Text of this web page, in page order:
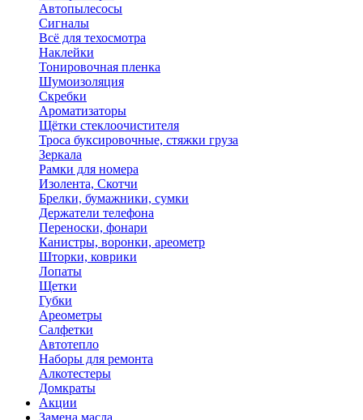
Автопылесосы
Сигналы
Всё для техосмотра
Наклейки
Тонировочная пленка
Шумоизоляция
Скребки
Ароматизаторы
Щётки стеклоочистителя
Троса буксировочные, стяжки груза
Зеркала
Рамки для номера
Изолента, Скотчи
Брелки, бумажники, сумки
Держатели телефона
Переноски, фонари
Канистры, воронки, ареометр
Шторки, коврики
Лопаты
Щетки
Губки
Ареометры
Салфетки
Автотепло
Наборы для ремонта
Алкотестеры
Домкраты
Акции
Замена масла